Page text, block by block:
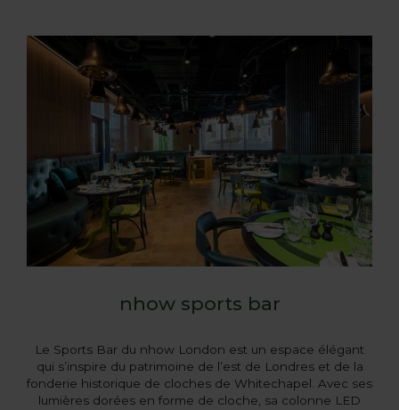
nhow sports bar
Le Sports Bar du nhow London est un espace élégant
qui s’inspire du patrimoine de l’est de Londres et de la
fonderie historique de cloches de Whitechapel. Avec ses
lumières dorées en forme de cloche, sa colonne LED